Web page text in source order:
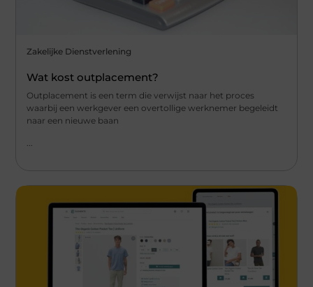
Zakelijke Dienstverlening
Wat kost outplacement?
Outplacement is een term die verwijst naar het proces
waarbij een werkgever een overtollige werknemer begeleidt
naar een nieuwe baan
...